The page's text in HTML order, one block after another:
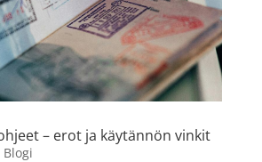
– erot ja käytännön vinkit
Blogi
Ilford 400 Delta
mustavalkofilmi 120, 12
kuvaa
9,90€ + LISÄÄ